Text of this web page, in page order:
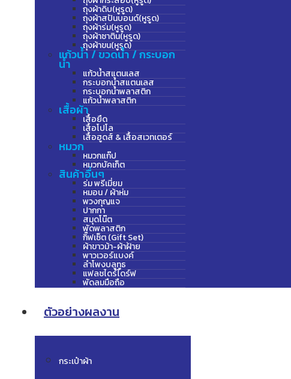
ถุงผ้าดิบ(หูรูด)
ถุงผ้าสปันบอนด์(หูรูด)
ถุงผ้าร่ม(หูรูด)
ถุงผ้าซาติน(หูรูด)
ถุงผ้าขน(หูรูด)
แก้วน้ำ / ขวดน้ำ / กระบอก
น้ำ
แก้วน้ำสแตนเลส
กระบอกน้ำสแตนเลส
กระบอกน้ำพลาสติก
แก้วน้ำพลาสติก
เสื้อผ้า
เสื้อยืด
เสื้อโปโล
เสื้อฮูดส์ & เสื้อสเวทเตอร์
หมวก
หมวกแก๊ป
หมวกบัคเก็ต
สินค้าอื่นๆ
ร่ม พรีเมี่ยม
หมอน / ผ้าห่ม
พวงกุญแจ
ปากกา
สมุดโน๊ต
พัดพลาสติก
กิ๊ฟเซ็ต (Gift Set)
ผ้าขาวม้า-ผ้าฝ้าย
พาวเวอร์แบงค์
ลำโพงบลูทูธ
แฟลชไดร์ไดร์ฟ
พัดลมมือถือ
ตัวอย่างผลงาน
กระเป๋าผ้า